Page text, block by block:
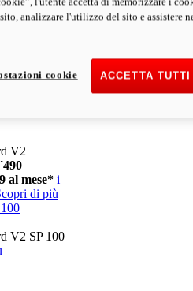
di più
V2
al mese* i
di più
V2 SP 100
analizzare l'utilizzo del sito e assistere
ACCETTA
cookie